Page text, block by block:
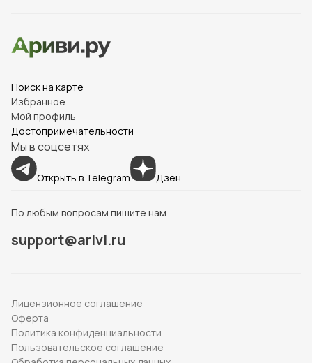
Поиск на карте
Избранное
Мой профиль
Достопримечательности
Мы в соцсетях
Открыть в Telegram Дзен
По любым вопросам пишите нам
support@arivi.ru
Лицензионное соглашение
Оферта
Политика конфиденциальности
Пользовательское соглашение